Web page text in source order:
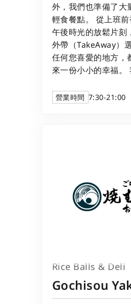
外，我們也準備了大
輕食餐點。 從上班
午後時光的放鬆片刻
外帶（TakeAway）
任何您喜愛的地方，
來一份小小的幸福。
營業時間 7:30-21:00
Rice Balls & Deli
Gochisou